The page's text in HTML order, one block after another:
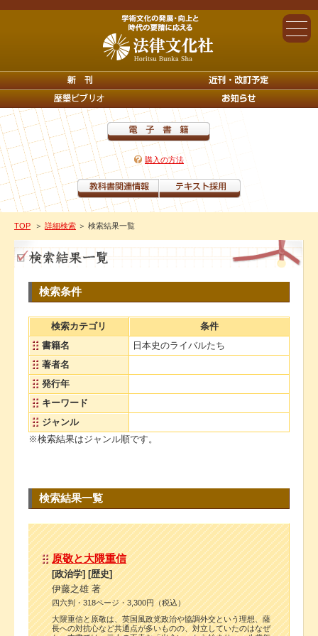
購入の方法
TOP ＞ 詳細検索 ＞ 検索結果一覧
検索条件
検索カテゴリ
条件
書籍名
日本史のライバルたち
著者名
発行年
キーワード
ジャンル
※検索結果はジャンル順です。
検索結果一覧
原敬と大隈重信
[政治学] [歴史]
伊藤之雄 著
四六判・318ページ・3,300円（税込）
大隈重信と原敬は、英国風政党政治や協調外交という理想、薩
長への対抗心など共通点が多いものの、対立していたのはなぜ